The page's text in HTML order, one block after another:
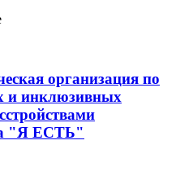
организация по
и инклюзивных
"Я ЕСТЬ"